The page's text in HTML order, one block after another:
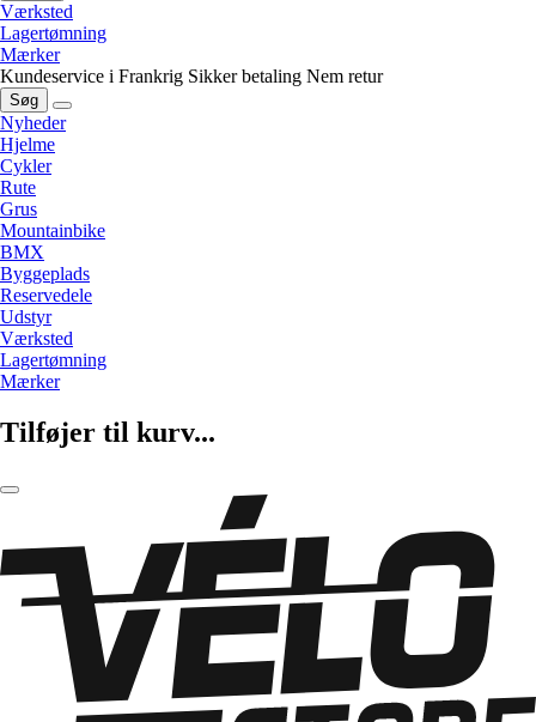
Værksted
Lagertømning
Mærker
Kundeservice i Frankrig Sikker betaling Nem retur
Søg
Nyheder
Hjelme
Cykler
Rute
Grus
Mountainbike
BMX
Byggeplads
Reservedele
Udstyr
Værksted
Lagertømning
Mærker
Tilføjer til kurv...